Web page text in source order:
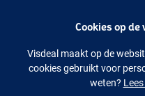
Cookies op
Visdeal maakt op de
cookies gebruikt voor
weten?